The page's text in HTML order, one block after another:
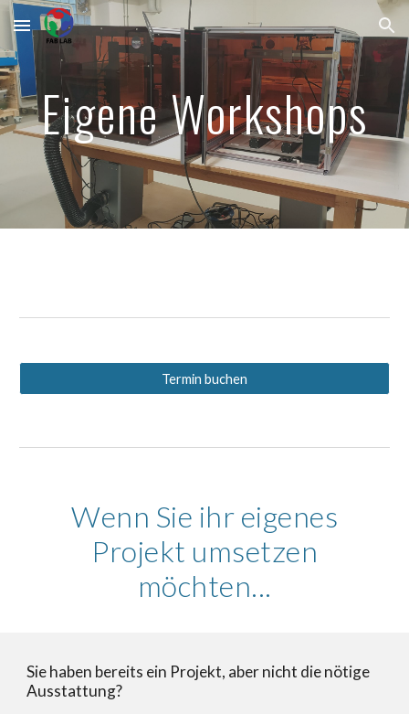
Skip to main content Skip to navigation
Eigene Workshops
Termin buchen
Wenn Sie ihr eigenes
Projekt umsetzen
möchten...
Sie haben bereits ein Projekt, aber nicht die nötige
Ausstattung?